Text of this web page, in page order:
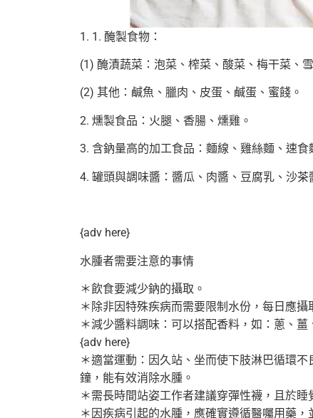
1. 1. 醃製食物：
(1) 醃漬蔬菜：泡菜、榨菜、酸菜、梅干菜、
(2) 其他：鹹魚、臘肉、皮蛋、鹹蛋、蜜餞。
2. 燻製食品：火腿、香腸、燻雞。
3. 含鈉量高的加工食品：麵線、雞絲麵、速食
4. 罐頭與調味醬：醬瓜、肉醬、豆腐乳、沙茶
{adv here}
水腫者需要注意的事情
＊飲食要減少鈉的攝取。
＊除非因特殊疾病而需要限制水份，每日應攝
＊減少醬料調味：可以搭配香料，如：蔥、薑
{adv here}
＊適當運動：因久站、坐而使下肢淋巴循環不
鐘，能有效消除水腫。
＊需長時間站姿工作者建議穿彈性襪，且於睡
＊因疾病引起的水腫，應確實遵循醫囑用藥，